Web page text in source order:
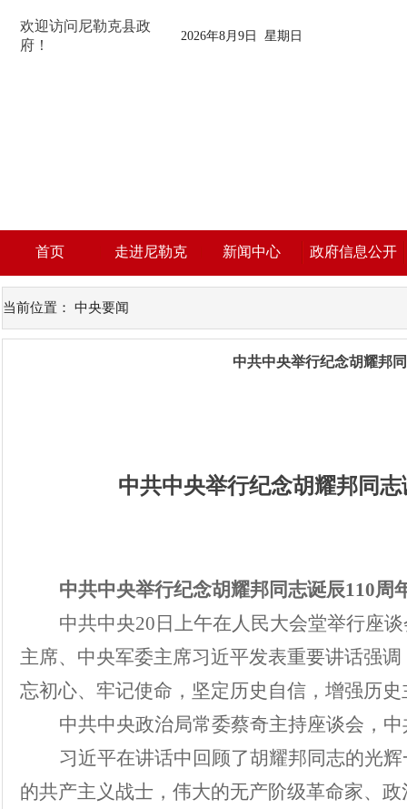
欢迎访问尼勒克县政
府！
2026年8月9日 星期日
首页 走进尼勒克 新闻中心 政府信息公开
当前位置： 中央要闻
中共中央举行纪念胡耀邦
中共中央举行纪念胡耀邦同志
中共中央举行纪念胡耀邦同志诞辰110
中共中央20 日上午在人民大会堂举行座
主席、中央军委主席习近平发表重要讲话强
忘初心、牢记使命，坚定历史自信，增强历
中共中央政治局常委蔡奇主持座谈会，
习近平在讲话中回顾了胡耀邦同志的光
的共产主义战士，伟大的无产阶级革命家、